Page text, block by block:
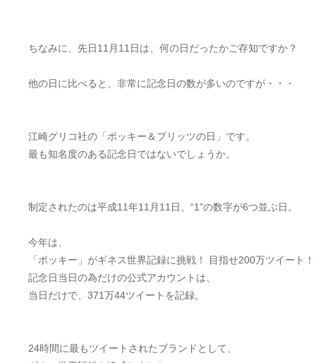
ちなみに、先日11月11日は、何の日だったかご存知ですか？
他の日に比べると、非常に記念日の数が多いのですが・・・
江崎グリコ社の「ポッキー＆プリッツの日」です。
最も知名度のある記念日ではないでしょうか。
制定されたのは平成11年11月11日。“1”の数字が6つ並ぶ日。
今年は、
「ポッキー」がギネス世界記録に挑戦！ 目指せ200万ツイート
記念日当日の為だけの公式アカウントは、
当日だけで、371万44ツイートを記録。
24時間に最もツイートされたブランドとして、